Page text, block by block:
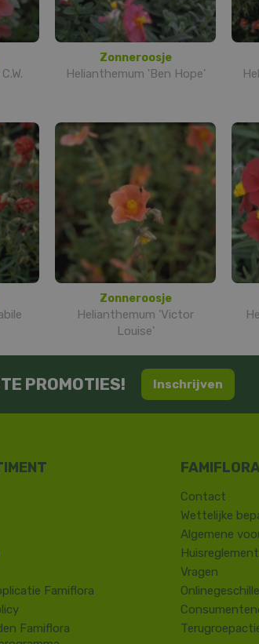
Zonneroosje
Helianthemum 'Ben Hope'
Zonneroosje
Helianthemum 'Victor
Louise'
PROMOTIES! Inschrijven
Famiflora
Famiflora
Contact
​Wettelijke
Algemene
Vragen